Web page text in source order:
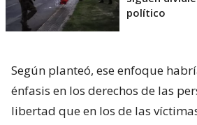
político
Según planteó, ese enfoque
énfasis en los derechos de las
libertad que en los de las